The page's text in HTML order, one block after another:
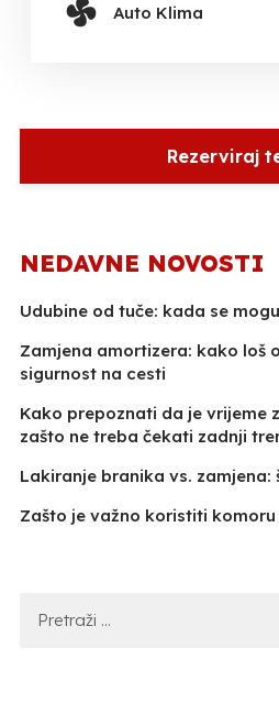
Auto Klima
Rezerviraj
NEDAVNE NOVOSTI
Udubine od tuče: kada se
Zamjena amortizera: kako loš
sigurnost na cesti
Kako prepoznati da je vrijeme
zašto ne treba čekati zadnji
Lakiranje branika vs. zamjena:
Zašto je važno koristiti